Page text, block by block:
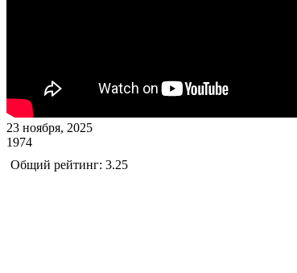
23 ноября, 2025
1974
Общий рейтинг: 3.25